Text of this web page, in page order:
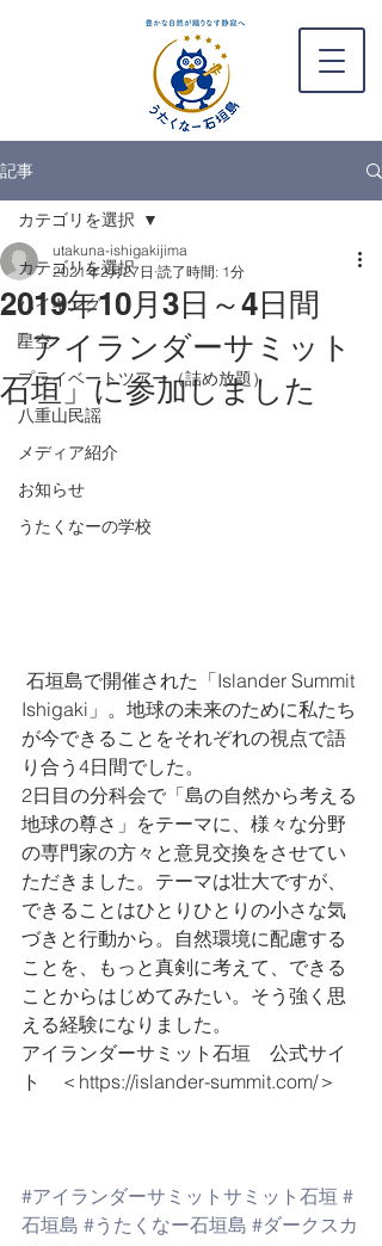
記事
カテゴリを選択
ハイキング
星空
プライベートツアー（詰め放題）
八重山民謡
メディア紹介
お知らせ
うたくなーの学校
カテゴリを選択
2019年10月3日～4日間
「アイランダーサミット
石垣」に参加しました
utakuna-ishigakijima
2021年2月27日 読了時間: 1分
Ishigaki」。地球の未来のために私たち
が今できることをそれぞれの視点で語
り合う4日間でした。
2日目の分科会で「島の自然から考える
地球の尊さ」をテーマに、様々な分野
の専門家の方々と意見交換をさせてい
ただきました。テーマは壮大ですが、
できることはひとりひとりの小さな気
づきと行動から。自然環境に配慮する
ことを、もっと真剣に考えて、できる
ことからはじめてみたい。そう強く思
える経験になりました。
アイランダーサミット石垣　公式サイ
ト　＜https://islander-summit.com/＞
#アイランダーサミットサミット石垣 #
石垣島 #うたくなー石垣島 #ダークスカ